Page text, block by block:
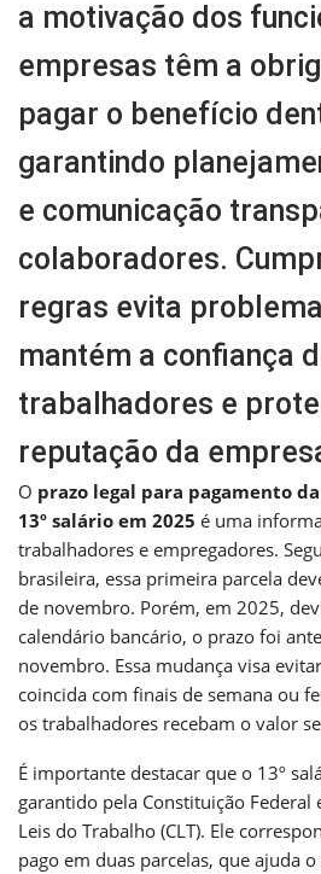
a motivação dos
empresas têm a
pagar o benefício
garantindo
e comunicação
colaboradores.
regras evita
mantém a confiança
trabalhadores e
reputação da
O prazo legal para pagamento
13º salário em 2025 é uma
trabalhadores e empregadores.
brasileira, essa primeira parcela
de novembro. Porém, em 2025,
calendário bancário, o prazo foi
novembro. Essa mudança visa
coincida com finais de semana ou
os trabalhadores recebam o valor
É importante destacar que o 13º
garantido pela Constituição Federal
Leis do Trabalho (CLT). Ele
pago em duas parcelas, que ajuda